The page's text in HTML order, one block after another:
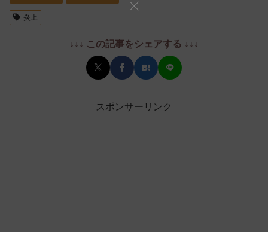
炎上
↓↓↓ この記事をシェアする ↓↓↓
スポンサーリンク